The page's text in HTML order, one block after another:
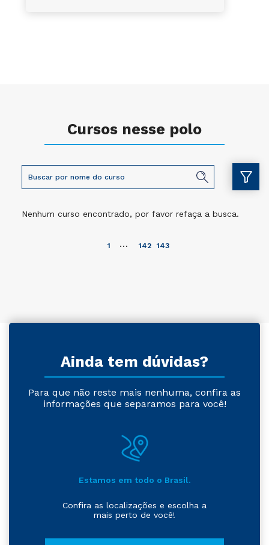
Cursos nesse polo
Nenhum curso encontrado, por favor refaça a busca.
1 … 142 143
Ainda tem dúvidas?
Para que não reste mais nenhuma, confira as
informações que separamos para você!
Estamos em todo o Brasil.
Confira as localizações e escolha a
mais perto de você!